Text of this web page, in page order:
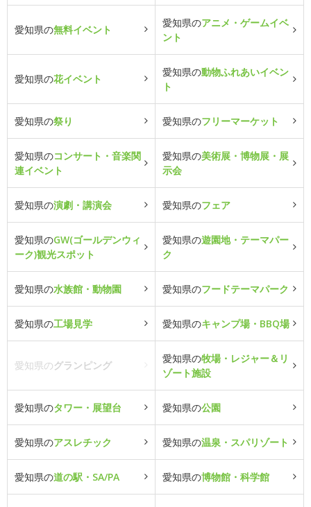
愛知県の無料イベント
愛知県のアニメ・ゲームイベ
ント
愛知県の花イベント
愛知県の動物ふれあいイベン
ト
愛知県の祭り 愛知県のフリーマーケット
愛知県のコンサート・音楽関
連イベント
愛知県の美術展・博物展・展
示会
愛知県の演劇・講演会 愛知県のフェア
愛知県のGW(ゴールデンウィ
ーク)観光スポット
愛知県の遊園地・テーマパー
ク
愛知県の水族館・動物園 愛知県のフードテーマパーク
愛知県の工場見学 愛知県のキャンプ場・BBQ場
愛知県のグランピング
愛知県の牧場・レジャー＆リ
ゾート施設
愛知県のタワー・展望台 愛知県の公園
愛知県のアスレチック 愛知県の温泉・スパリゾート
愛知県の道の駅・SA/PA 愛知県の博物館・科学館